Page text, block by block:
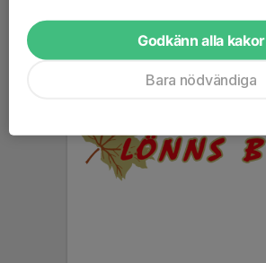
Godkänn alla kakor
Bara nödvändiga